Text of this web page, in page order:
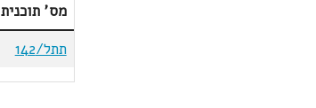
מס' תוכנית
תתל/142